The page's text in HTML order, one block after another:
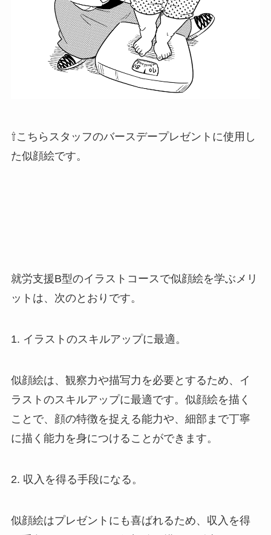
⇧こちらスタッフのバースデープレゼントに使用し
た似顔絵です。
就労支援B型のイラストコースで似顔絵を学ぶメリ
ットは、次のとおりです。
1. イラストのスキルアップに最適。
似顔絵は、観察力や描写力を必要とするため、イ
ラストのスキルアップに最適です。似顔絵を描く
ことで、顔の特徴を捉える能力や、細部まで丁寧
に描く能力を身につけることができます。
2. 収入を得る手段になる。
似顔絵はプレゼントにも喜ばれるため、収入を得